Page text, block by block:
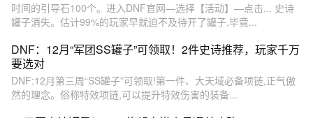
时间的引导石100个。进入DNF官网—选择【活动】—点击... 史诗
罐子消失。估计99%的玩家早就迫不及待开了罐子,毕竟...
DNF：12月“军团SS罐子”可领取！2件史诗推荐，玩家千万
要选对
DNF:12月第三周“SS罐子”可领取!第一件、大天域必备项链,正气傲
然的理念。俗称特效项链,可以提升特效伤害的装备...